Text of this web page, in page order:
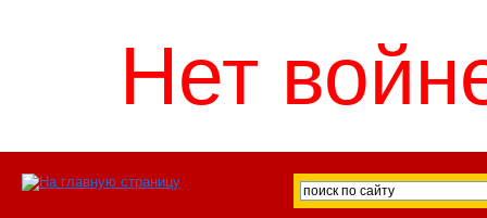
Нет